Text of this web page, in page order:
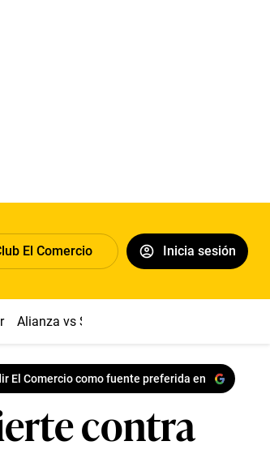
El Comercio Inicia sesión
Alianza vs Sport Boys
El Comercio como fuente preferida en
contra